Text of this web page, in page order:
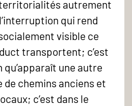
autrement
qui rend
visible ce
transportent; c’est
qu’apparaît une autre
chemins anciens et
c’est dans le